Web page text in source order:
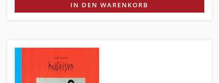
IN DEN WARENKORB